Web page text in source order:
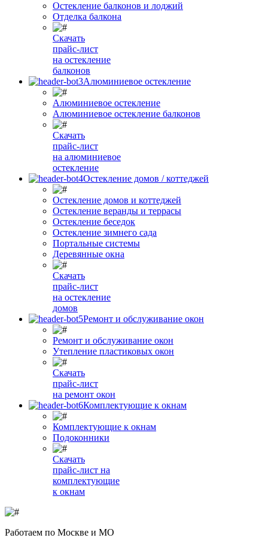
Остекление балконов и лоджий
Отделка балкона
Скачать
прайс-лист
на остекление
балконов
Алюминиевое остекление
Алюминиевое остекление
Алюминиевое остекление балконов
Скачать
прайс-лист
на алюминиевое
остекление
Остекление домов / коттеджей
Остекление домов и коттеджей
Остекление веранды и террасы
Остекление беседок
Остекление зимнего сада
Портальные системы
Деревянные окна
Скачать
прайс-лист
на остекление
домов
Ремонт и обслуживание окон
Ремонт и обслуживание окон
Утепление пластиковых окон
Скачать
прайс-лист
на ремонт окон
Комплектующие к окнам
Комплектующие к окнам
Подоконники
Скачать
прайс-лист на
комплектующие
к окнам
Работаем по Москве и МО